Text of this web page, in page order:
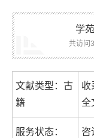
学
共访问
文献类型：古
籍
收
全
服务状态：
咨